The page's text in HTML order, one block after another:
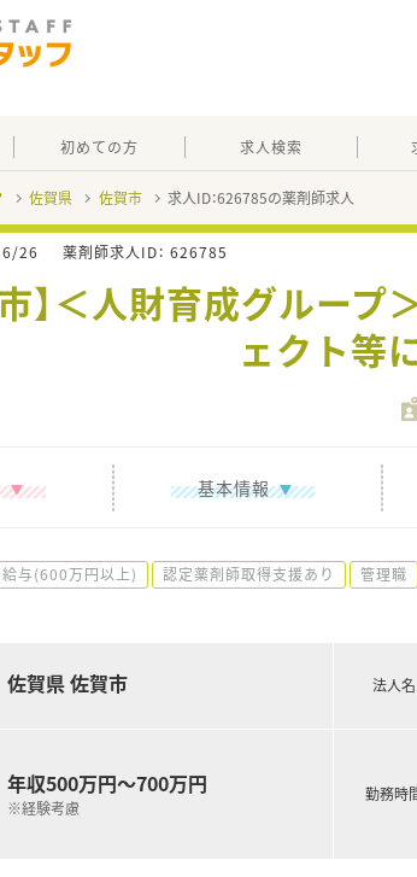
初めての方 求人検索
佐賀県 佐賀市 求人ID：626785の薬剤師求人
26 薬剤師求人ID： 626785
市】＜人財育成グルー
ェクト等
基本情報
給与(600万円以上) 認定薬剤師取得支援あり 管理職
佐賀県 佐賀市
年収500万円～700万円
※経験考慮
法人名
勤務時